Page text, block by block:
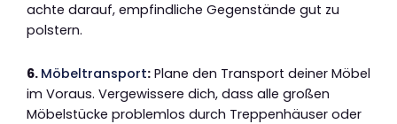
achte darauf, empfindliche Gegenstände gut zu
polstern.
6. Möbeltransport: Plane den Transport deiner Möbel
im Voraus. Vergewissere dich, dass alle großen
Möbelstücke problemlos durch Treppenhäuser oder